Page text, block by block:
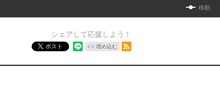
移動
シェアして応援しよう！
ポスト 埋め込む